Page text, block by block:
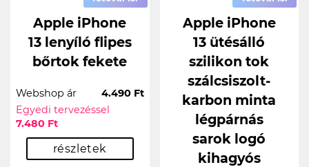
Apple iPhone
13 lenyíló flipes
bőrtok fekete
Webshop ár
4.490 Ft
Egyedi tervezéssel
7.480 Ft
részletek
Apple iPhone
13 ütésálló
szilikon tok
szálcsiszolt-
karbon minta
légpárnás
sarok logó
kihagyós